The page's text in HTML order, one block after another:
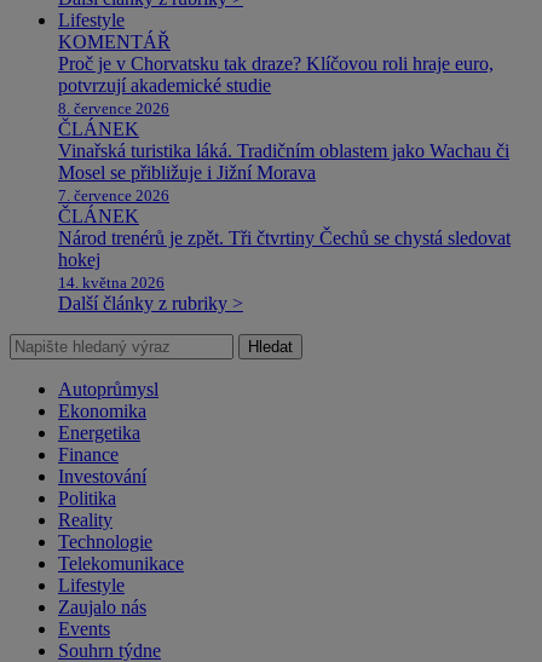
Lifestyle
KOMENTÁŘ
Proč je v Chorvatsku tak draze? Klíčovou roli hraje euro,
potvrzují akademické studie
8. července 2026
ČLÁNEK
Vinařská turistika láká. Tradičním oblastem jako Wachau či
Mosel se přibližuje i Jižní Morava
7. července 2026
ČLÁNEK
Národ trenérů je zpět. Tři čtvrtiny Čechů se chystá sledovat
hokej
14. května 2026
Další články z rubriky >
Hledat
Autoprůmysl
Ekonomika
Energetika
Finance
Investování
Politika
Reality
Technologie
Telekomunikace
Lifestyle
Zaujalo nás
Events
Souhrn týdne